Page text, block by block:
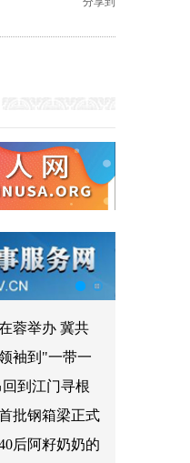
蓉举办 冀共
袖到"一带一
到江门寻根
批钢箱梁正式
后阿籽奶奶的